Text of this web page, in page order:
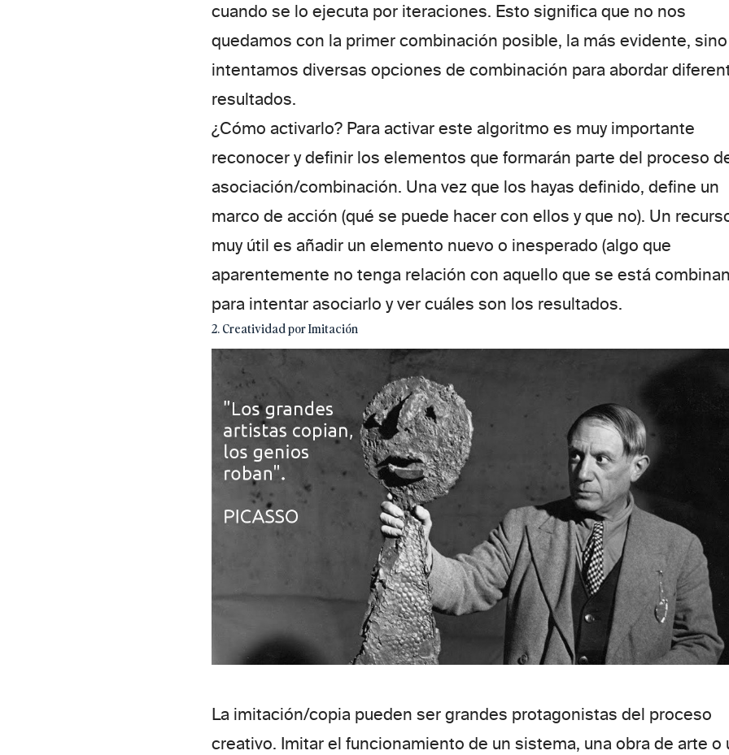
cuando se lo ejecuta por iteraciones. Esto significa que no nos
quedamos con la primer combinación posible, la más evidente,
intentamos diversas opciones de combinación para abordar
resultados.
¿Cómo activarlo? Para activar este algoritmo es muy importante
reconocer y definir los elementos que formarán parte del proceso
asociación/combinación. Una vez que los hayas definido, define un
marco de acción (qué se puede hacer con ellos y que no). Un
muy útil es añadir un elemento nuevo o inesperado (algo que
aparentemente no tenga relación con aquello que se está
para intentar asociarlo y ver cuáles son los resultados.
2. Creatividad por Imitación
La imitación/copia pueden ser grandes protagonistas del proceso
creativo. Imitar el funcionamiento de un sistema, una obra de arte o